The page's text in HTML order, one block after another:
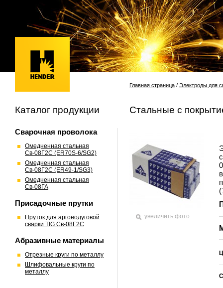
Главная страница / Электроды для
Стальные с
Каталог продукции
Сварочная проволока
Омедненная стальная
Св-08Г2С (ER70S-6/SG2)
Омедненная стальная
Св-08Г2С (ER49-1/SG3)
Омедненная стальная
Св-08ГА
Присадочные прутки
Пруток для аргонодуговой
сварки TIG Св-08Г2С
Абразивные материалы
Отрезные круги по металлу
Шлифовальные круги по
металлу
увеличить фото